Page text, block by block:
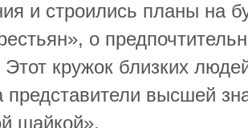
и строились планы на
о
Этот кружок близких
представители высшей
шайкой».